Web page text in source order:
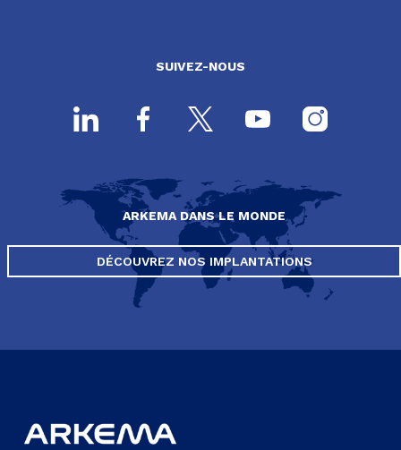
SUIVEZ-NOUS
ARKEMA DANS LE MONDE
DÉCOUVREZ NOS IMPLANTATIONS